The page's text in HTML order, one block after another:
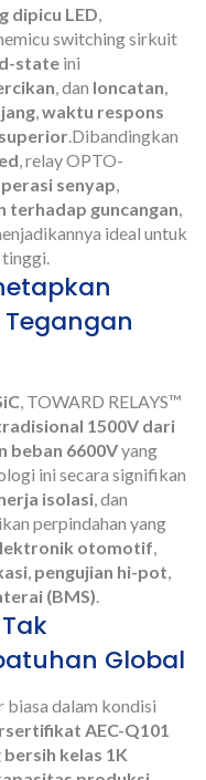
dipicu LED,
switching sirkuit
state ini
, dan loncatan,
,waktu respons
.Dibandingkan
, relay OPTO-
senyap,
terhadap guncangan,
ideal untuk
tinggi.
, TOWARD RELAYS™
1500V dari
beban 6600Vyang
ini secara signifikan
isolasi, dan
perpindahan yang
otomotif,
, pengujian hi-pot,
(BMS).
Global
biasa dalam kondisi
AEC-Q101
bersih kelas 1K